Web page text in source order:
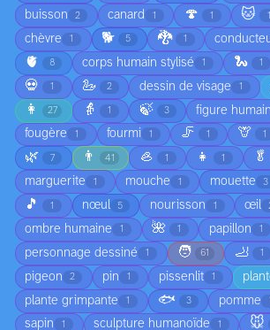
buisson 2 canard 1 🍄 1 🐱 1
chèvre 1 🐕 5 🐉 1
🫀 8 corps humain stylisé 1 🐍 1
💀 1 🦢 2 dessin de visage 1
👩 27 👵 1 🍃 3 figure
fougère 1 fourmi 1 🦵 1 🦒 1
🌿 7 👨 41 🦪 1 👧 1 🥬
marguerite 1 mouche 1 mouette 3
🎵 1 nœul 5 nourisson 1 œil
ombre humaine 1 🌺 1 papillon 1
personnage dessiné 1 🧑 61 🦶 1
pigeon 2 pin 1 pissenlit 1
plante grimpante 1 🐟 3 pomme
sapin 1 sculpture humanoïde 1 🐭